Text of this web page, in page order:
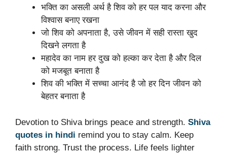
भक्ति का असली अर्थ है शिव को हर पल याद करना और
विश्वास बनाए रखना
जो शिव को अपनाता है, उसे जीवन में सही रास्ता खुद
दिखने लगता है
महादेव का नाम हर दुख को हल्का कर देता है और दिल
को मजबूत बनाता है
शिव की भक्ति में सच्चा आनंद है जो हर दिन जीवन को
बेहतर बनाता है
Devotion to Shiva brings peace and strength. Shiva
quotes in hindi remind you to stay calm. Keep
faith strong. Trust the process. Life feels lighter